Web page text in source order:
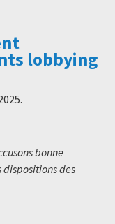
lobbying
.
bonne
des